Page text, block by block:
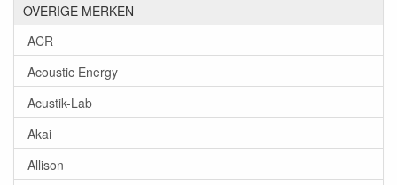
OVERIGE MERKEN
ACR
Acoustic Energy
Acustik-Lab
Akai
Allison